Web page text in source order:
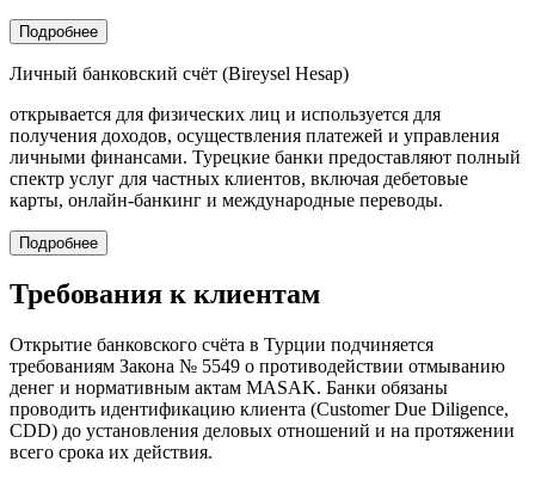
Подробнее
Личный банковский счёт (Bireysel Hesap)
открывается для физических лиц и используется для
получения доходов, осуществления платежей и управления
личными финансами. Турецкие банки предоставляют полный
спектр услуг для частных клиентов, включая дебетовые
карты, онлайн-банкинг и международные переводы.
Подробнее
Требования к клиентам
Открытие банковского счёта в Турции подчиняется
требованиям Закона № 5549 о противодействии отмыванию
денег и нормативным актам MASAK. Банки обязаны
проводить идентификацию клиента (Customer Due Diligence,
CDD) до установления деловых отношений и на протяжении
всего срока их действия.